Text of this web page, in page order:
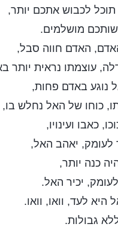
לכבוש אתכם יותר,
מושלמים.
האדם חווה סבל,
עוצמתו נראית יותר
נוגע באדם פחות,
כוחו של האל נחלש בו,
כאבו ועינויו,
לעומק, יאהב האל,
כנה יותר,
יכיר האל.
היא לעד, וואו, וואו.
גבולות.